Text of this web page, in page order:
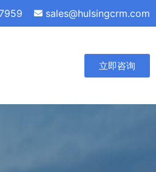
sales@hulsingcrm.com
立即咨询